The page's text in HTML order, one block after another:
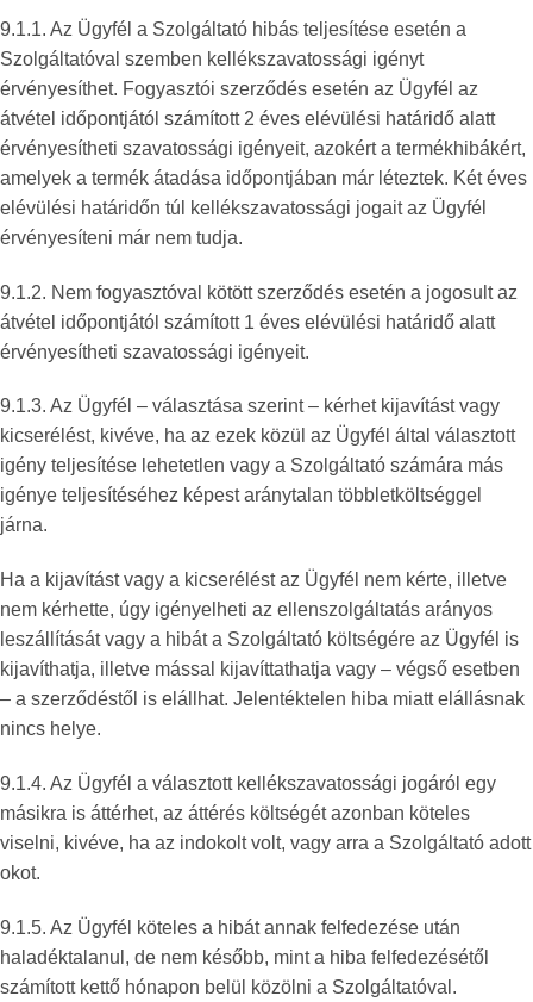
9.1.1. Az Ügyfél a Szolgáltató hibás teljesítése esetén a
Szolgáltatóval szemben kellékszavatossági igényt
érvényesíthet. Fogyasztói szerződés esetén az Ügyfél az
átvétel időpontjától számított 2 éves elévülési határidő alatt
érvényesítheti szavatossági igényeit, azokért a termékhibákért,
amelyek a termék átadása időpontjában már léteztek. Két éves
elévülési határidőn túl kellékszavatossági jogait az Ügyfél
érvényesíteni már nem tudja.
9.1.2. Nem fogyasztóval kötött szerződés esetén a jogosult az
átvétel időpontjától számított 1 éves elévülési határidő alatt
érvényesítheti szavatossági igényeit.
9.1.3. Az Ügyfél – választása szerint – kérhet kijavítást vagy
kicserélést, kivéve, ha az ezek közül az Ügyfél által választott
igény teljesítése lehetetlen vagy a Szolgáltató számára más
igénye teljesítéséhez képest aránytalan többletköltséggel
járna.
Ha a kijavítást vagy a kicserélést az Ügyfél nem kérte, illetve
nem kérhette, úgy igényelheti az ellenszolgáltatás arányos
leszállítását vagy a hibát a Szolgáltató költségére az Ügyfél is
kijavíthatja, illetve mással kijavíttathatja vagy – végső esetben
– a szerződéstől is elállhat. Jelentéktelen hiba miatt elállásnak
nincs helye.
9.1.4. Az Ügyfél a választott kellékszavatossági jogáról egy
másikra is áttérhet, az áttérés költségét azonban köteles
viselni, kivéve, ha az indokolt volt, vagy arra a Szolgáltató adott
okot.
9.1.5. Az Ügyfél köteles a hibát annak felfedezése után
haladéktalanul, de nem később, mint a hiba felfedezésétől
számított kettő hónapon belül közölni a Szolgáltatóval.